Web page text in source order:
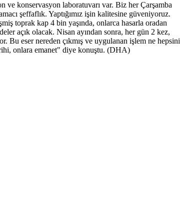
konservasyon laboratuvarı var. Biz her Çarşamba
şeffaflık. Yaptığımız işin kalitesine güveniyoruz.
toprak kap 4 bin yaşında, onlarca hasarla oradan
açık olacak. Nisan ayından sonra, her gün 2 kez,
Bu eser nereden çıkmış ve uygulanan işlem ne hepsini
onlara emanet" diye konuştu. (DHA)